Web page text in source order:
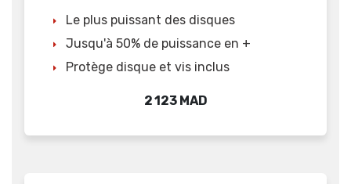
Le plus puissant des disques
Jusqu'à 50% de puissance en +
Protège disque et vis inclus
Prix
2 123 MAD